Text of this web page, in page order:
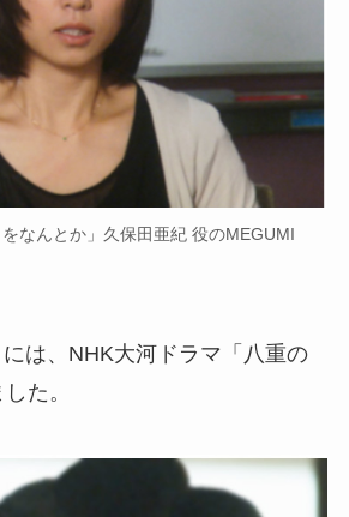
なんとか」久保田亜紀 役のMEGUMI
は、NHK大河ドラマ「八重の
た。